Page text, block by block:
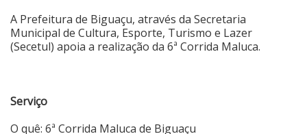
A Prefeitura de Biguaçu, através da Secretaria
Municipal de Cultura, Esporte, Turismo e Lazer
(Secetul) apoia a realização da 6ª Corrida Maluca.
Serviço
O quê: 6ª Corrida Maluca de Biguaçu